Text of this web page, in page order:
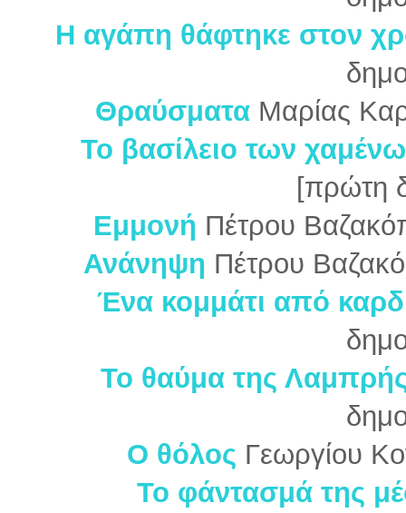
Η αγάπη θάφτηκε στον
Θραύσματα Μαρίας
Το βασίλειο των
[πρώτη
Εμμονή Πέτρου
Ανάνηψη Πέτρου
Ένα κομμάτι από
Το θαύμα της
Ο θόλος Γεωργίου
Το φάντασμά της